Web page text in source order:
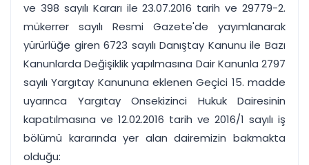
Tek panelde uçtan uca yönetim
UYAP & UETS entegrasyonundan finansa, hepsi bir arada.
Tüm özellikleri inceleyin Ücretsiz Başlayın
ve 398 sayılı Kararı ile 23.07.2016 tarih ve 29779-2.
mükerrer sayılı Resmi Gazete'de yayımlanarak
yürürlüğe giren 6723 sayılı Danıştay Kanunu ile Bazı
Kanunlarda Değişiklik yapılmasına Dair Kanunla 2797
sayılı Yargıtay Kanununa eklenen Geçici 15. madde
uyarınca Yargıtay Onsekizinci Hukuk Dairesinin
kapatılmasına ve 12.02.2016 tarih ve 2016/1 sayılı iş
bölümü kararında yer alan dairemizin bakmakta
olduğu: